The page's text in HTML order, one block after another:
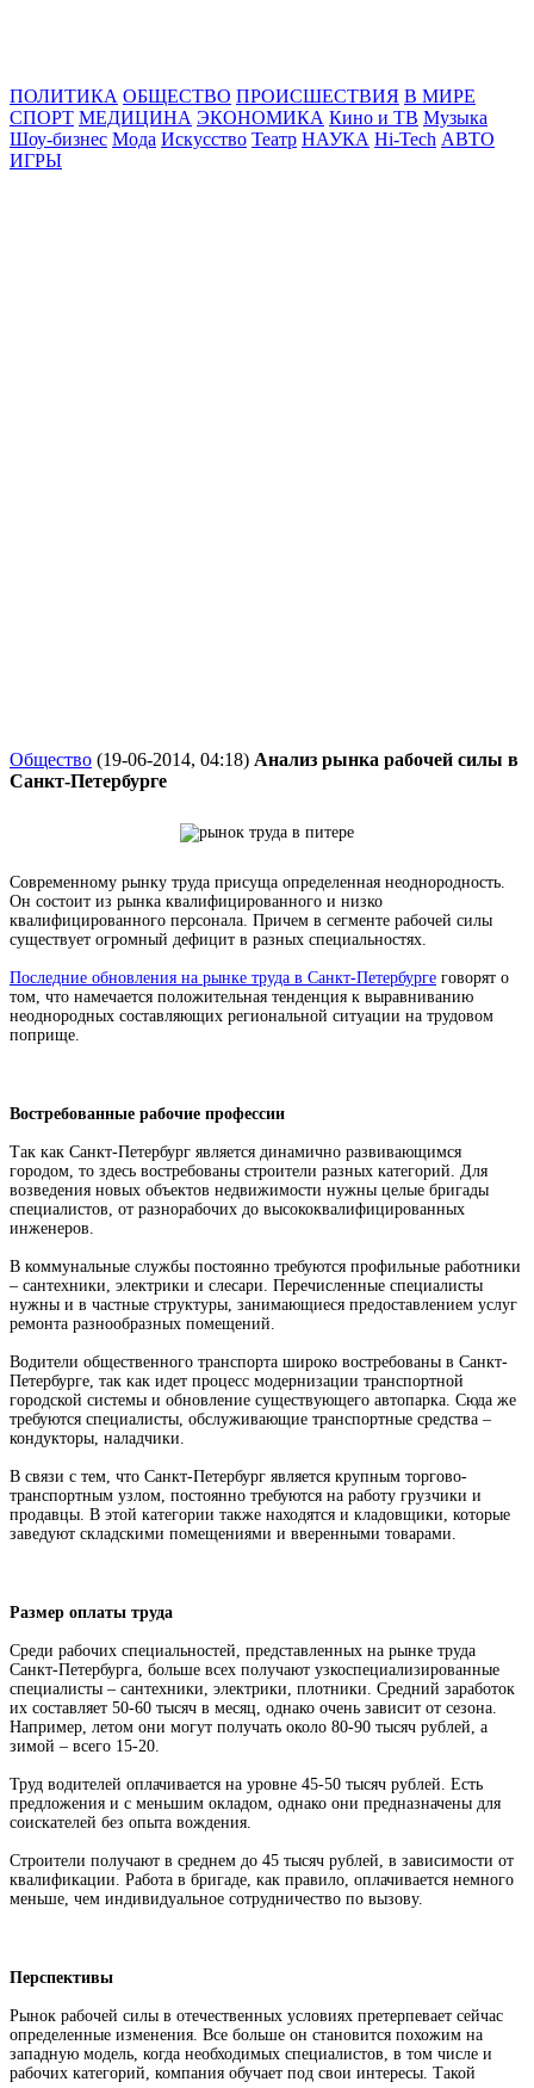
ПОЛИТИКА ОБЩЕСТВО ПРОИСШЕСТВИЯ В МИРЕ
СПОРТ МЕДИЦИНА ЭКОНОМИКА Кино и ТВ Музыка
Шоу-бизнес Мода Искусство Театр НАУКА Hi-Tech АВТО
ИГРЫ
Общество (19-06-2014, 04:18) Анализ рынка рабочей силы в
Санкт-Петербурге
Современному рынку труда присуща определенная неоднородность.
Он состоит из рынка квалифицированного и низко
квалифицированного персонала. Причем в сегменте рабочей силы
существует огромный дефицит в разных специальностях.
Последние обновления на рынке труда в Санкт-Петербурге говорят о
том, что намечается положительная тенденция к выравниванию
неоднородных составляющих региональной ситуации на трудовом
поприще.
Востребованные рабочие профессии
Так как Санкт-Петербург является динамично развивающимся
городом, то здесь востребованы строители разных категорий. Для
возведения новых объектов недвижимости нужны целые бригады
специалистов, от разнорабочих до высококвалифицированных
инженеров.
В коммунальные службы постоянно требуются профильные работники
– сантехники, электрики и слесари. Перечисленные специалисты
нужны и в частные структуры, занимающиеся предоставлением услуг
ремонта разнообразных помещений.
Водители общественного транспорта широко востребованы в Санкт-
Петербурге, так как идет процесс модернизации транспортной
городской системы и обновление существующего автопарка. Сюда же
требуются специалисты, обслуживающие транспортные средства –
кондукторы, наладчики.
В связи с тем, что Санкт-Петербург является крупным торгово-
транспортным узлом, постоянно требуются на работу грузчики и
продавцы. В этой категории также находятся и кладовщики, которые
заведуют складскими помещениями и вверенными товарами.
Размер оплаты труда
Среди рабочих специальностей, представленных на рынке труда
Санкт-Петербурга, больше всех получают узкоспециализированные
специалисты – сантехники, электрики, плотники. Средний заработок
их составляет 50-60 тысяч в месяц, однако очень зависит от сезона.
Например, летом они могут получать около 80-90 тысяч рублей, а
зимой – всего 15-20.
Труд водителей оплачивается на уровне 45-50 тысяч рублей. Есть
предложения и с меньшим окладом, однако они предназначены для
соискателей без опыта вождения.
Строители получают в среднем до 45 тысяч рублей, в зависимости от
квалификации. Работа в бригаде, как правило, оплачивается немного
меньше, чем индивидуальное сотрудничество по вызову.
Перспективы
Рынок рабочей силы в отечественных условиях претерпевает сейчас
определенные изменения. Все больше он становится похожим на
западную модель, когда необходимых специалистов, в том числе и
рабочих категорий, компания обучает под свои интересы. Такой